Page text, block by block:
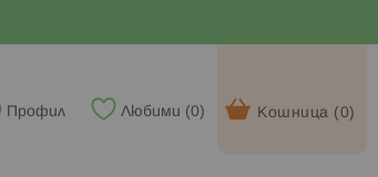
Кошница (0)
Любими (0)
Профил